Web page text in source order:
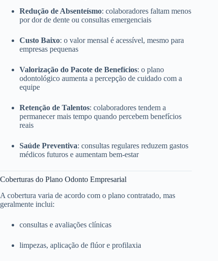
Redução de Absenteísmo: colaboradores faltam menos
por dor de dente ou consultas emergenciais
Custo Baixo: o valor mensal é acessível, mesmo para
empresas pequenas
Valorização do Pacote de Benefícios: o plano
odontológico aumenta a percepção de cuidado com a
equipe
Retenção de Talentos: colaboradores tendem a
permanecer mais tempo quando percebem benefícios
reais
Saúde Preventiva: consultas regulares reduzem gastos
médicos futuros e aumentam bem-estar
Coberturas do Plano Odonto Empresarial
A cobertura varia de acordo com o plano contratado, mas
geralmente inclui:
consultas e avaliações clínicas
limpezas, aplicação de flúor e profilaxia